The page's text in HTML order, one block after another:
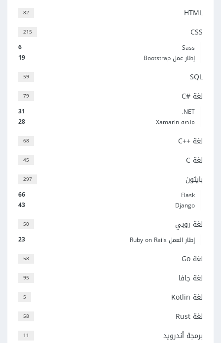
82 HTML
215 CSS
6
Sass
19
إطار عمل Bootstrap
59 SQL
79 لغة C#‎
31
‎.NET
28
منصة Xamarin
68 لغة C++‎
45 لغة C
297 بايثون
66
Flask
43
Django
50 لغة روبي
23 إطار العمل Ruby on Rails
58 لغة Go
95 لغة جافا
5 لغة Kotlin
58 لغة Rust
11 برمجة أندرويد